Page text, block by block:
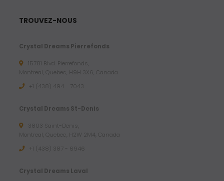
TROUVEZ-NOUS
Crystal Dreams Pierrefonds
15781 Blvd. Pierrefonds,
Montreal, Quebec, H9H 3X6, Canada
+1 (438) 494 - 7043
Crystal Dreams St-Denis
3803 Saint-Denis,
Montreal, Quebec, H2W 2M4, Canada
+1 (438) 387 - 6946
Crystal Dreams Laval